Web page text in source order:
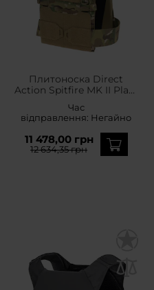
Плитоноска Direct
Action Spitfire MK II Plate
Час
відправлення: Негайно
11 478,00 грн
12 634,35 грн